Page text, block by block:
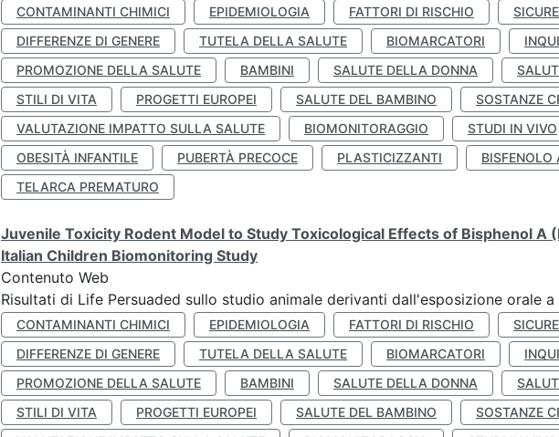
CONTAMINANTI CHIMICI EPIDEMIOLOGIA FATTORI DI RISCHIO
DIFFERENZE DI GENERE
TUTELA DELLA SALUTE BIOMARCATORI
PROMOZIONE DELLA SALUTE
BAMBINI SALUTE DELLA DONNA
STILI DI VITA
PROGETTI EUROPEI SALUTE DEL BAMBINO
SOSTANZE
VALUTAZIONE IMPATTO SULLA SALUTE
BIOMONITORAGGIO STUDI IN VIVO
OBESITÀ INFANTILE
PUBERTÀ PRECOCE PLASTICIZZANTI BISFENOLO
TELARCA PREMATURO
Juvenile Toxicity Rodent Model to Study Toxicological Effects of Bisphenol A
Italian Children Biomonitoring Study
Contenuto Web
Risultati di Life Persuaded sullo studio animale derivanti dall'esposizione orale
CONTAMINANTI CHIMICI EPIDEMIOLOGIA FATTORI DI RISCHIO
DIFFERENZE DI GENERE
TUTELA DELLA SALUTE BIOMARCATORI
PROMOZIONE DELLA SALUTE
BAMBINI SALUTE DELLA DONNA
STILI DI VITA
PROGETTI EUROPEI SALUTE DEL BAMBINO
SOSTANZE